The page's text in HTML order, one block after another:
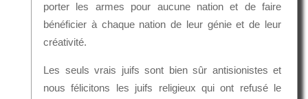
porter les armes pour aucune nation et de faire
bénéficier à chaque nation de leur génie et de leur
créativité.
Les seuls vrais juifs sont bien sûr antisionistes et
nous félicitons les juifs religieux qui ont refusé le